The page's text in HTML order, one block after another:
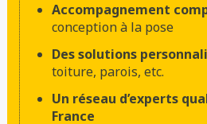
Accompagnement
conception à la pose
Des solutions
toiture, parois, etc.
Un réseau d’experts
France